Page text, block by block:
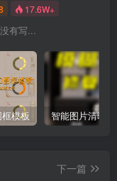
17.6W+
有写...
模板
下一篇